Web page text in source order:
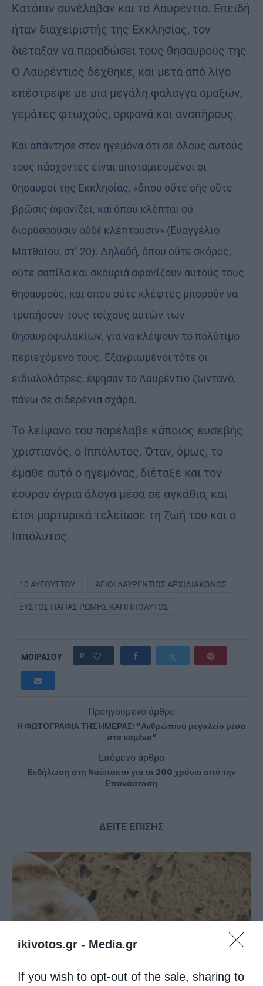
ikivotos.gr - Media.gr
If you wish to opt-out of the sale, sharing to
Κατόπιν συνέλαβαν και το Λαυρέντιο. Επειδή
ήταν διαχειριστής της Εκκλησίας, τον
διέταξαν να παραδώσει τους θησαυρούς της.
Ο Λαυρέντιος δέχθηκε, και μετά από λίγο
επέστρεψε με μια μεγάλη φάλαγγα αμαξών,
γεμάτες φτωχούς, ορφανά και αναπήρους.
Και απάντησε στον ηγεμόνα ότι σε όλους αυτούς
τους πάσχοντες είναι αποταμιευμένοι οι
θησαυροί της Εκκλησίας, «ὅπου οὔτε σῆς οὔτε
βρῶσις ἀφανίζει, καὶ ὅπου κλέπται οὐ
διορύσσουσιν οὐδὲ κλέπτουσιν» (Ευαγγέλιο
Ματθαίου, στ’ 20). Δηλαδή, όπου ούτε σκόρος,
ούτε σαπίλα και σκουριά αφανίζουν αυτούς τους
θησαυρούς, και όπου ούτε κλέφτες μπορούν να
τρυπήσουν τους τοίχους αυτών των
θησαυροφυλακίων, για να κλέψουν το πολύτιμο
περιεχόμενο τους. Εξαγριωμένοι τότε οι
ειδωλολάτρες, έψησαν το Λαυρέντιο ζωντανό,
πάνω σε σιδερένια σχάρα.
Το λείψανο του παρέλαβε κάποιος ευσεβής
χριστιανός, ο Ιππόλυτος. Όταν, όμως, το
έμαθε αυτό ο ηγεμόνας, διέταξε και τον
έσυραν άγρια άλογα μέσα σε αγκάθια, και
έτσι μαρτυρικά τελείωσε τη ζωή του και ο
Ιππόλυτος.
10 ΑΥΓΟΎΣΤΟΥ ΆΓΙΟΙ ΛΑΥΡΈΝΤΙΟΣ ΑΡΧΙΔΙΆΚΟΝΟΣ
ΞΎΣΤΟΣ ΠΆΠΑΣ ΡΏΜΗΣ ΚΑΙ ΙΠΠΌΛΥΤΟΣ
ΜΟΙΡΑΣΟΥ 0
Προηγούμενο άρθρο
Η ΦΩΤΟΓΡΑΦΙΑ ΤΗΣ ΗΜΕΡΑΣ: “Ανθρώπινο μεγαλείο μέσα
στα καμένα”
Επόμενο άρθρο
Εκδήλωση στη Ναύπακτο για τα 200 χρόνια από την
Επανάσταση
ΔΕΙΤΕ ΕΠΙΣΗΣ